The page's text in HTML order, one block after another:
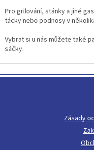
Pro grilování, stánky a jiné
tácky nebo podnosy v
Vybrat si u nás můžete také
sáčky.
á
Zásady